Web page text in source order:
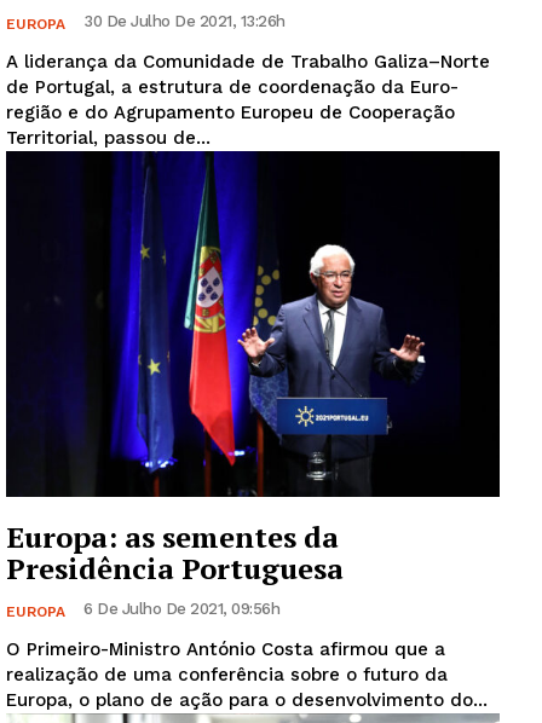
EUROPA 30 De Julho De 2021, 13:26h
A liderança da Comunidade de Trabalho Galiza–Norte
de Portugal, a estrutura de coordenação da Euro-
região e do Agrupamento Europeu de Cooperação
Territorial, passou de...
Europa: as sementes da
Presidência Portuguesa
EUROPA 6 De Julho De 2021, 09:56h
O Primeiro-Ministro António Costa afirmou que a
realização de uma conferência sobre o futuro da
Europa, o plano de ação para o desenvolvimento do...